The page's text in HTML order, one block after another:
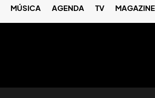
MÚSICA AGENDA TV MAGAZINE